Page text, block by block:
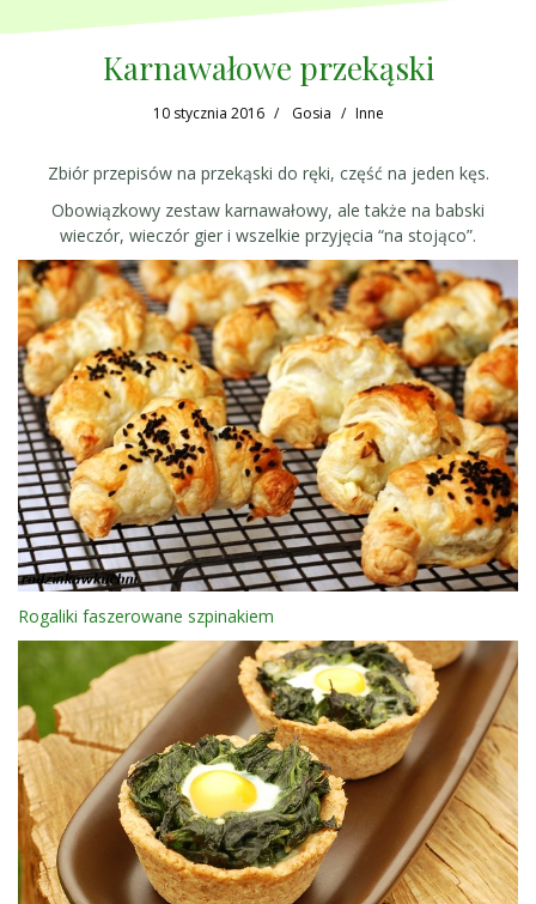
Karnawałowe przekąski
10 stycznia 2016 Gosia Inne
Zbiór przepisów na przekąski do ręki, część na jeden kęs.
Obowiązkowy zestaw karnawałowy, ale także na babski
wieczór, wieczór gier i wszelkie przyjęcia “na stojąco”.
Rogaliki faszerowane szpinakiem